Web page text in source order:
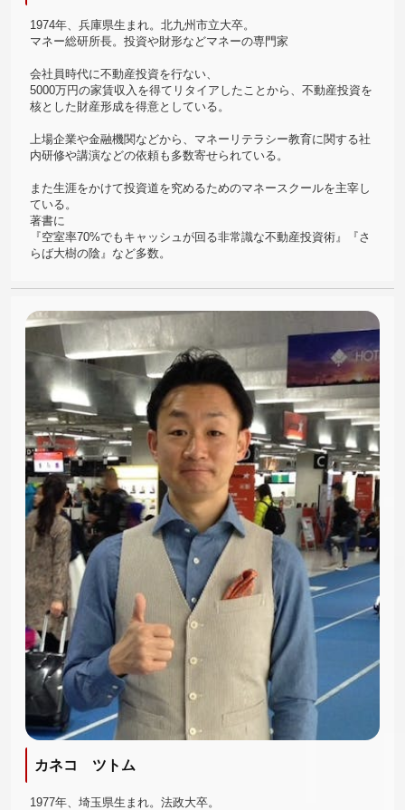
1974年、兵庫県生まれ。北九州市立大卒。
マネー総研所長。投資や財形などマネーの専門家
会社員時代に不動産投資を行ない、
5000万円の家賃収入を得てリタイアしたことから、不動産投資を
核とした財産形成を得意としている。
上場企業や金融機関などから、マネーリテラシー教育に関する社
内研修や講演などの依頼も多数寄せられている。
また生涯をかけて投資道を究めるためのマネースクールを主宰し
ている。
著書に
『空室率70%でもキャッシュが回る非常識な不動産投資術』『さ
らば大樹の陰』など多数。
カネコ ツトム
1977年、埼玉県生まれ。法政大卒。